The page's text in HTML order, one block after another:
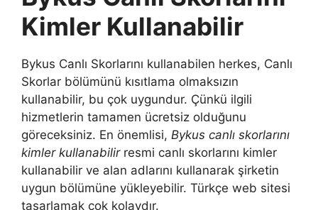
Kimler Kullanabilir
Bykus Canlı Skorlarını kullanabilen herkes, Canlı
Skorlar bölümünü kısıtlama olmaksızın
kullanabilir, bu çok uygundur. Çünkü ilgili
hizmetlerin tamamen ücretsiz olduğunu
göreceksiniz. En önemlisi, Bykus canlı skorlarını
kimler kullanabilirresmi canlı skorlarını kimler
kullanabilir ve alan adlarını kullanarak şirketin
uygun bölümüne yükleyebilir. Türkçe web sitesi
tasarlamak çok kolaydır.